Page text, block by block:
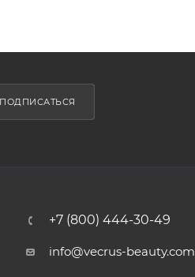
ПОДПИСАТЬСЯ
+7 (800) 444-30-49
info@vecrus-beauty.com